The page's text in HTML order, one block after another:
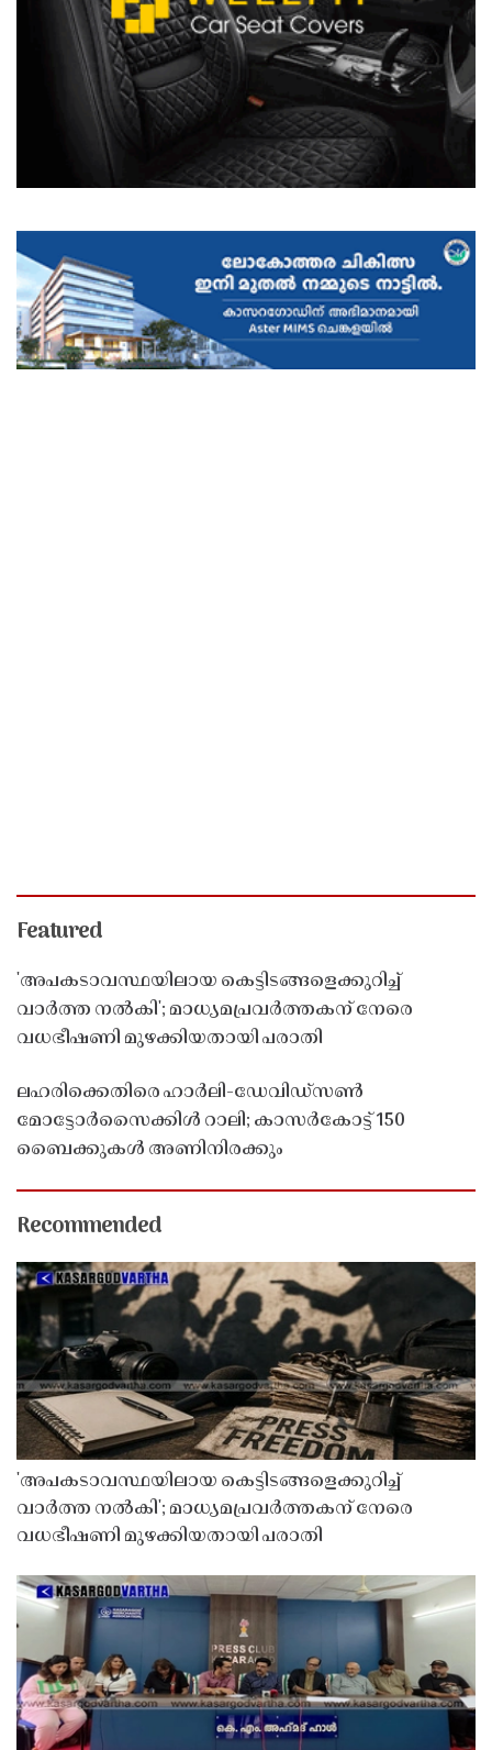
Featured
'അപകടാവസ്ഥയിലായ കെട്ടിടങ്ങളെക്കുറിച്ച്
വാർത്ത നൽകി'; മാധ്യമപ്രവർത്തകന് നേരെ
വധഭീഷണി മുഴക്കിയതായി പരാതി
ലഹരിക്കെതിരെ ഹാർലി-ഡേവിഡ്‌സൺ
മോട്ടോർസൈക്കിൾ റാലി; കാസർകോട്ട് 150
ബൈക്കുകൾ അണിനിരക്കും
Recommended
'അപകടാവസ്ഥയിലായ കെട്ടിടങ്ങളെക്കുറിച്ച്
വാർത്ത നൽകി'; മാധ്യമപ്രവർത്തകന് നേരെ
വധഭീഷണി മുഴക്കിയതായി പരാതി